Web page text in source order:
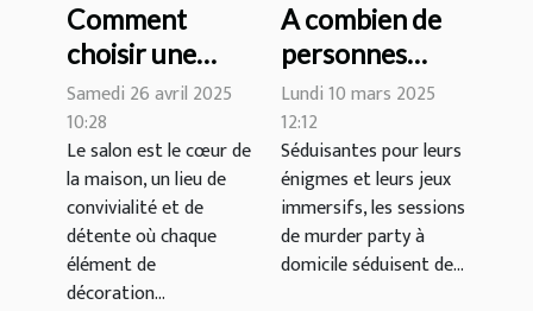
Comment
choisir une
table basse en
verre qui
transforme
votre salon
Samedi 26 avril 2025
10:28
Le salon est le cœur de
la maison, un lieu de
convivialité et de
détente où chaque
élément de
décoration...
A combien de
personnes
peut se jouer
une murder
party à
domicile ?
Lundi 10 mars 2025
12:12
Séduisantes pour leurs
énigmes et leurs jeux
immersifs, les sessions
de murder party à
domicile séduisent de...